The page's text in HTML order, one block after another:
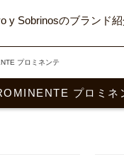
y Sobrinosのブランド
プロミネンテ
プロミネ